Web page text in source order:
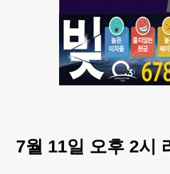
7월 11일 오후 2시